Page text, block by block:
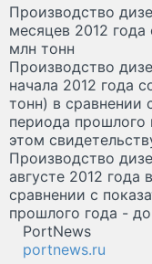
Производство
месяцев 2012 года
млн тонн
Производство
начала 2012 года
тонн) в сравнении
периода
этом
Производство
августе 2012 года
сравнении с
прошлого года -
PortNews
portnews.ru